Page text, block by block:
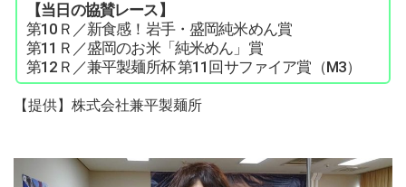
【当日の協賛レース】
第10Ｒ／新食感！岩手・盛岡純米めん賞
第11Ｒ／盛岡のお米「純米めん」賞
第12Ｒ／兼平製麺所杯 第11回サファイア賞（M3）
【提供】株式会社兼平製麺所